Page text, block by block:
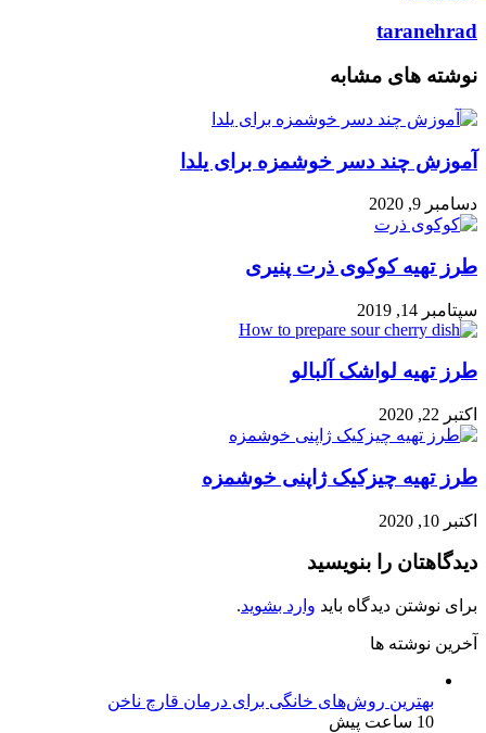
taranehrad
نوشته های مشابه
آموزش چند دسر خوشمزه برای یلدا
دسامبر 9, 2020
طرز تهیه کوکوی ذرت پنیری
سپتامبر 14, 2019
طرز تهیه لواشک آلبالو
اکتبر 22, 2020
طرز تهیه چیزکیک ژاپنی خوشمزه
اکتبر 10, 2020
دیدگاهتان را بنویسید
برای نوشتن دیدگاه باید وارد بشوید.
آخرین نوشته ها
بهترین روش‌های خانگی برای درمان قارچ ناخن
10 ساعت پیش